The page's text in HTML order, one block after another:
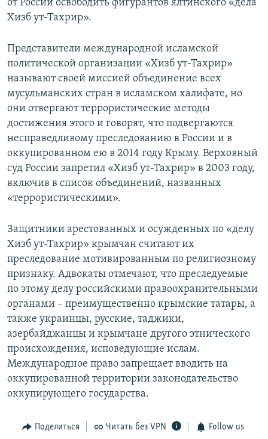
от России освободить фигурантов ялтинского «дела
Хизб ут-Тахрир».
Представители международной исламской
политической организации «Хизб ут-Тахрир»
называют своей миссией объединение всех
мусульманских стран в исламском халифате, но
они отвергают террористические методы
достижения этого и говорят, что подвергаются
несправедливому преследованию в России и в
оккупированном ею в 2014 году Крыму. Верховный
суд России запретил «Хизб ут-Тахрир» в 2003 году,
включив в список объединений, названных
«террористическими».
Защитники арестованных и осужденных по «делу
Хизб ут-Тахрир» крымчан считают их
преследование мотивированным по религиозному
признаку. Адвокаты отмечают, что преследуемые
по этому делу российскими правоохранительными
органами – преимущественно крымские татары, а
также украинцы, русские, таджики,
азербайджанцы и крымчане другого этнического
происхождения, исповедующие ислам.
Международное право запрещает вводить на
оккупированной территории законодательство
оккупирующего государства.
Поделиться Читать без VPN Follow us